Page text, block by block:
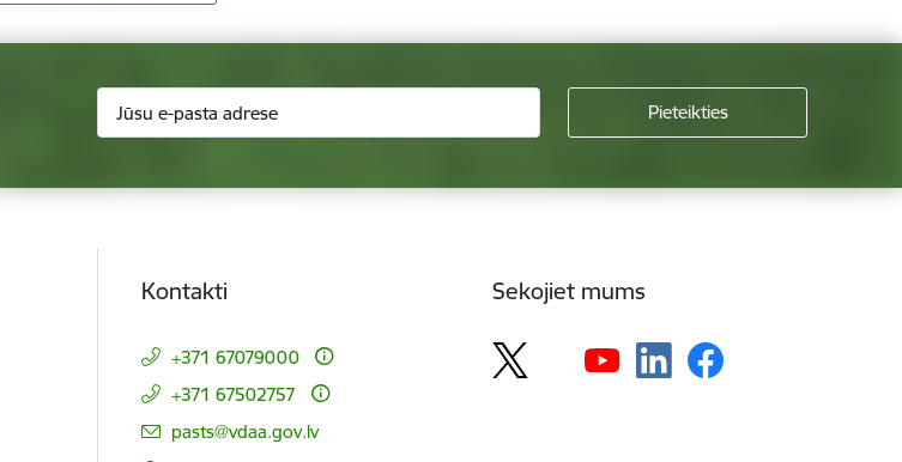
Kontakti
+371 67079000
+371 67502757
E-pasts:
pasts@vdaa.gov.lv
Sekojiet mums